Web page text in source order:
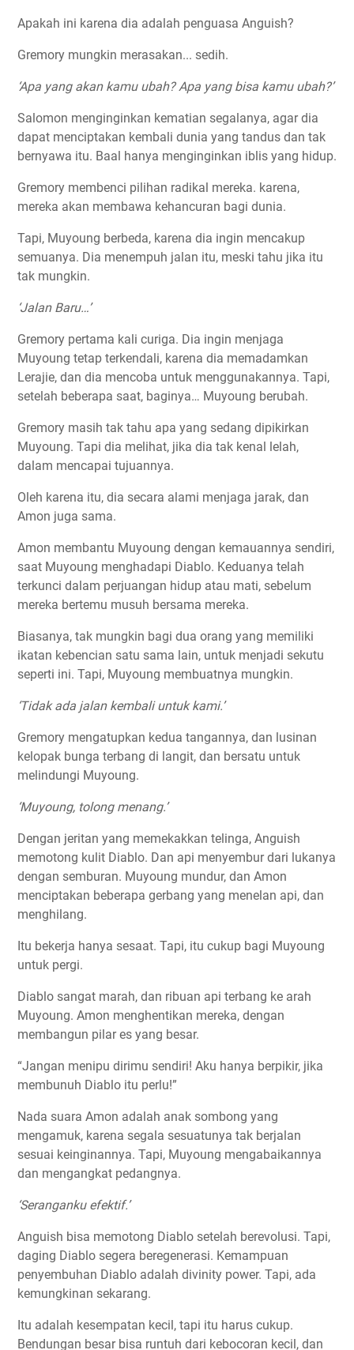
Apakah ini karena dia adalah penguasa Anguish?
Gremory mungkin merasakan... sedih.
‘Apa yang akan kamu ubah? Apa yang bisa kamu ubah?’
Salomon menginginkan kematian segalanya, agar dia
dapat menciptakan kembali dunia yang tandus dan tak
bernyawa itu. Baal hanya menginginkan iblis yang hidup.
Gremory membenci pilihan radikal mereka. karena,
mereka akan membawa kehancuran bagi dunia.
Tapi, Muyoung berbeda, karena dia ingin mencakup
semuanya. Dia menempuh jalan itu, meski tahu jika itu
tak mungkin.
‘Jalan Baru…’
Gremory pertama kali curiga. Dia ingin menjaga
Muyoung tetap terkendali, karena dia memadamkan
Lerajie, dan dia mencoba untuk menggunakannya. Tapi,
setelah beberapa saat, baginya… Muyoung berubah.
Gremory masih tak tahu apa yang sedang dipikirkan
Muyoung. Tapi dia melihat, jika dia tak kenal lelah,
dalam mencapai tujuannya.
Oleh karena itu, dia secara alami menjaga jarak, dan
Amon juga sama.
Amon membantu Muyoung dengan kemauannya sendiri,
saat Muyoung menghadapi Diablo. Keduanya telah
terkunci dalam perjuangan hidup atau mati, sebelum
mereka bertemu musuh bersama mereka.
Biasanya, tak mungkin bagi dua orang yang memiliki
ikatan kebencian satu sama lain, untuk menjadi sekutu
seperti ini. Tapi, Muyoung membuatnya mungkin.
‘Tidak ada jalan kembali untuk kami.’
Gremory mengatupkan kedua tangannya, dan lusinan
kelopak bunga terbang di langit, dan bersatu untuk
melindungi Muyoung.
‘Muyoung, tolong menang.’
Dengan jeritan yang memekakkan telinga, Anguish
memotong kulit Diablo. Dan api menyembur dari lukanya
dengan semburan. Muyoung mundur, dan Amon
menciptakan beberapa gerbang yang menelan api, dan
menghilang.
Itu bekerja hanya sesaat. Tapi, itu cukup bagi Muyoung
untuk pergi.
Diablo sangat marah, dan ribuan api terbang ke arah
Muyoung. Amon menghentikan mereka, dengan
membangun pilar es yang besar.
“Jangan menipu dirimu sendiri! Aku hanya berpikir, jika
membunuh Diablo itu perlu!”
Nada suara Amon adalah anak sombong yang
mengamuk, karena segala sesuatunya tak berjalan
sesuai keinginannya. Tapi, Muyoung mengabaikannya
dan mengangkat pedangnya.
‘Seranganku efektif.’
Anguish bisa memotong Diablo setelah berevolusi. Tapi,
daging Diablo segera beregenerasi. Kemampuan
penyembuhan Diablo adalah divinity power. Tapi, ada
kemungkinan sekarang.
Itu adalah kesempatan kecil, tapi itu harus cukup.
Bendungan besar bisa runtuh dari kebocoran kecil, dan